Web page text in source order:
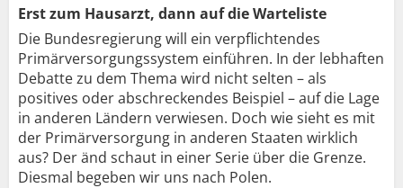
Erst zum Hausarzt, dann auf die Warteliste
Die Bundesregierung will ein verpflichtendes
Primärversorgungssystem einführen. In der lebhaften
Debatte zu dem Thema wird nicht selten – als
positives oder abschreckendes Beispiel – auf die Lage
in anderen Ländern verwiesen. Doch wie sieht es mit
der Primärversorgung in anderen Staaten wirklich
aus? Der änd schaut in einer Serie über die Grenze.
Diesmal begeben wir uns nach Polen.